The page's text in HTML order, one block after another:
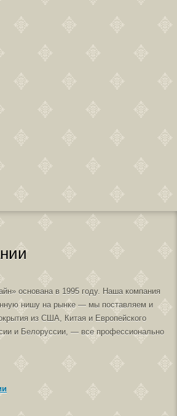
основана в 1995 году. Наша компания
нишу на рынке — мы поставляем и
из США, Китая и Европейского
и Белоруссии, — все профессионально